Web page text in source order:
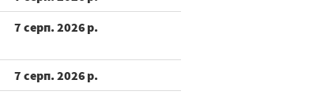
7 серп. 2026 р.
7 серп. 2026 р.